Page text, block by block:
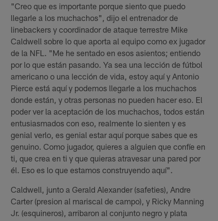
"Creo que es importante porque siento que puedo
llegarle a los muchachos", dijo el entrenador de
linebackers y coordinador de ataque terrestre Mike
Caldwell sobre lo que aporta al equipo como ex jugador
de la NFL. "Me he sentado en esos asientos; entiendo
por lo que están pasando. Ya sea una lección de fútbol
americano o una lección de vida, estoy aquí y Antonio
Pierce está aquí y podemos llegarle a los muchachos
donde están, y otras personas no pueden hacer eso. El
poder ver la aceptación de los muchachos, todos están
entusiasmados con eso, realmente lo sienten y es
genial verlo, es genial estar aquí porque sabes que es
genuino. Como jugador, quieres a alguien que confíe en
ti, que crea en ti y que quieras atravesar una pared por
él. Eso es lo que estamos construyendo aquí".
Caldwell, junto a Gerald Alexander (safeties), Andre
Carter (presion al mariscal de campo), y Ricky Manning
Jr. (esquineros), arribaron al conjunto negro y plata